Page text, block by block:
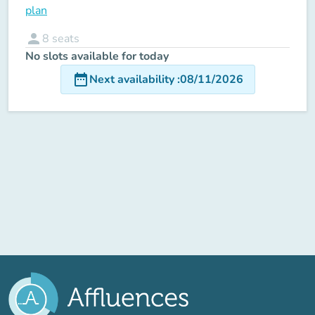
plan
person 8 seats
No slots available for today
date_rangeNext availability:08/11/2026